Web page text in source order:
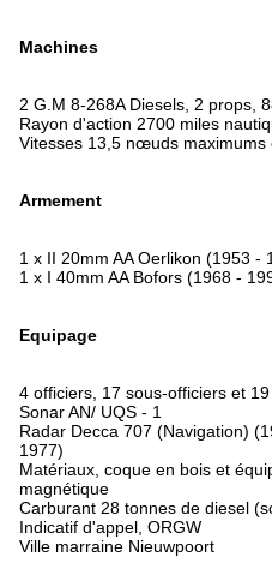
Machines
2 G.M 8-268A Diesels, 2 props,
Rayon d'action 2700 miles
Vitesses 13,5 nœuds
Armement
1 x II 20mm AA Oerlikon (1953 -
1 x I 40mm AA Bofors (1968 -
Equipage
4 officiers, 17 sous-officiers et
Sonar AN/ UQS - 1
Radar Decca 707 (Navigation)
1977)
Matériaux, coque en bois et
magnétique
Carburant 28 tonnes de diesel
Indicatif d'appel, ORGW
Ville marraine Nieuwpoort